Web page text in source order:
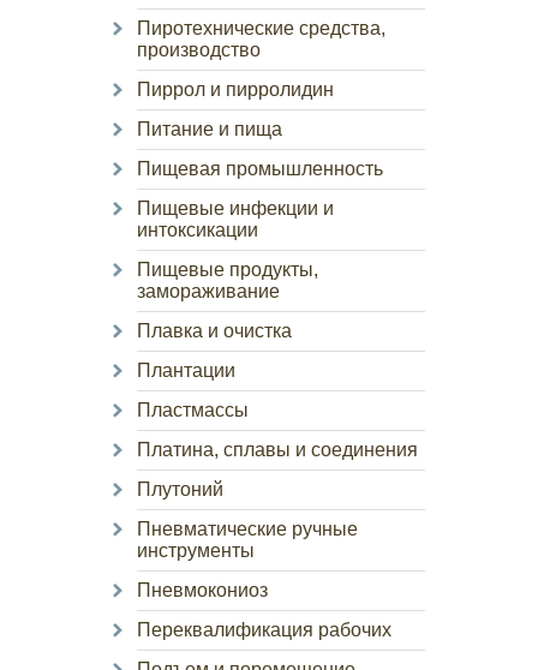
Пиротехнические средства,
производство
Пиррол и пирролидин
Питание и пища
Пищевая промышленность
Пищевые инфекции и
интоксикации
Пищевые продукты,
замораживание
Плавка и очистка
Плантации
Пластмассы
Платина, сплавы и соединения
Плутоний
Пневматические ручные
инструменты
Пневмокониоз
Переквалификация рабочих